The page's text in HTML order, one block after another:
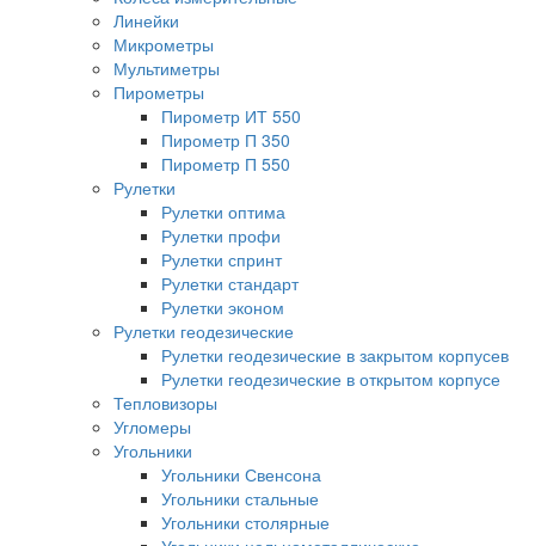
Линейки
Микрометры
Мультиметры
Пирометры
Пирометр ИТ 550
Пирометр П 350
Пирометр П 550
Рулетки
Рулетки оптима
Рулетки профи
Рулетки спринт
Рулетки стандарт
Рулетки эконом
Рулетки геодезические
Рулетки геодезические в закрытом корпусев
Рулетки геодезические в открытом корпусе
Тепловизоры
Угломеры
Угольники
Угольники Свенсона
Угольники стальные
Угольники столярные